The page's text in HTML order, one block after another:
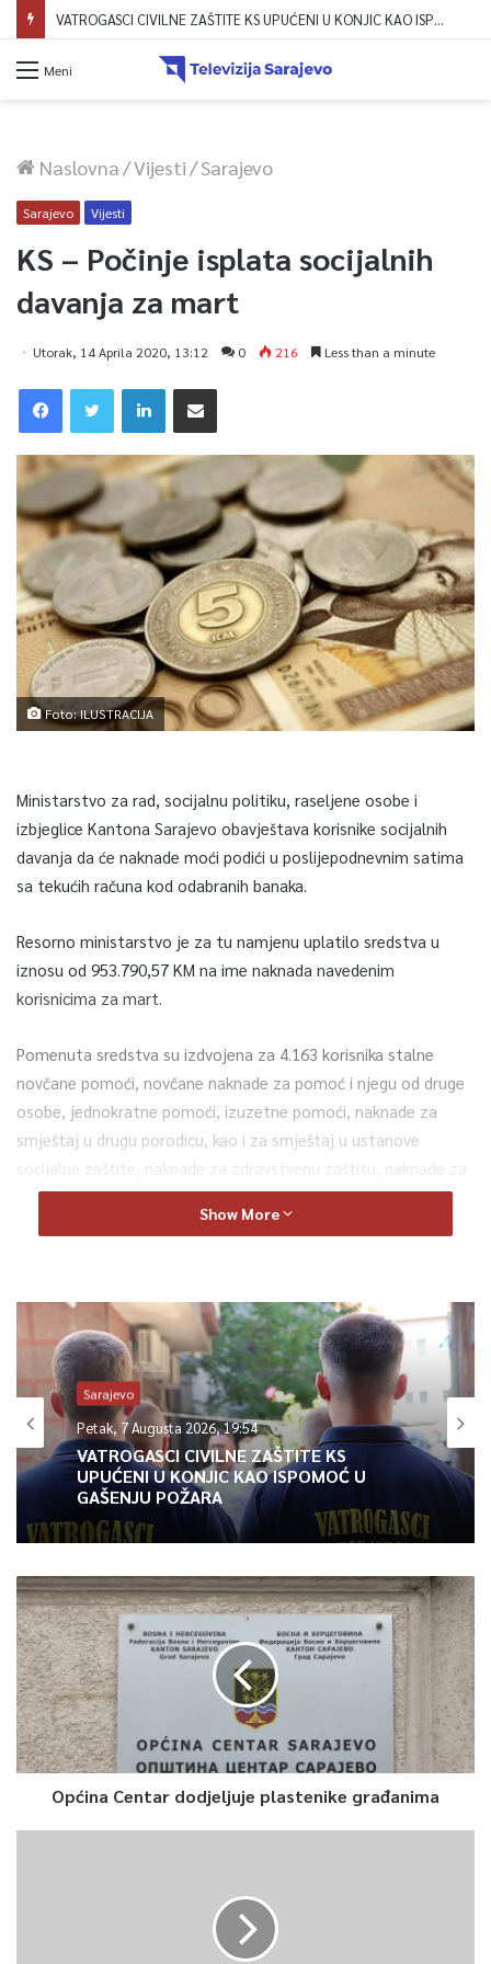
VATROGASCI CIVILNE ZAŠTITE KS UPUĆENI U KONJIC KAO ISPOMOĆ U GAŠENJU POŽARA
Meni
Naslovna/Vijesti/Sarajevo
Sarajevo Vijesti
KS – Počinje isplata socijalnih
davanja za mart
Utorak, 14 Aprila 2020, 13:12 0 216 Less than a minute
Foto: ILUSTRACIJA
Ministarstvo za rad, socijalnu politiku, raseljene osobe i
izbjeglice Kantona Sarajevo obavještava korisnike socijalnih
davanja da će naknade moći podići u poslijepodnevnim satima
sa tekućih računa kod odabranih banaka.
Resorno ministarstvo je za tu namjenu uplatilo sredstva u
iznosu od 953.790,57 KM na ime naknada navedenim
korisnicima za mart.
Pomenuta sredstva su izdvojena za 4.163 korisnika stalne
novčane pomoći, novčane naknade za pomoć i njegu od druge
osobe, jednokratne pomoći, izuzetne pomoći, naknade za
smještaj u drugu porodicu, kao i za smještaj u ustanove
socijalne zaštite, naknade za zdravstvenu zaštitu, naknade za
osposobljavanje za život i rad i refundaciju ljekarskih pregleda,
saopćeno je iz Press službe KS.
0
Article Rating
Show More
Sarajevo
Petak, 7 Augusta 2026, 19:54
VATROGASCI CIVILNE ZAŠTITE KS
UPUĆENI U KONJIC KAO ISPOMOĆ U
GAŠENJU POŽARA
Općina Centar dodjeljuje plastenike građanima